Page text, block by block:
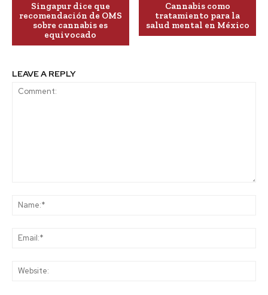
Singapur dice que
recomendación de OMS
sobre cannabis es
equivocado
Cannabis como
tratamiento para la
salud mental en México
LEAVE A REPLY